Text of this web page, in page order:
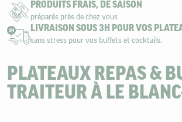
PRODUITS FRAIS, DE SAISON
préparés près de chez vous
LIVRAISON SOUS 3H POUR VOS
sans stress pour vos buffets et cocktails.
PLATEAUX REPAS &
TRAITEUR À LE